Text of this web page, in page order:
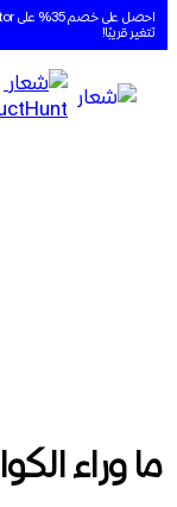
تتغير قريبًا!
ما وراء